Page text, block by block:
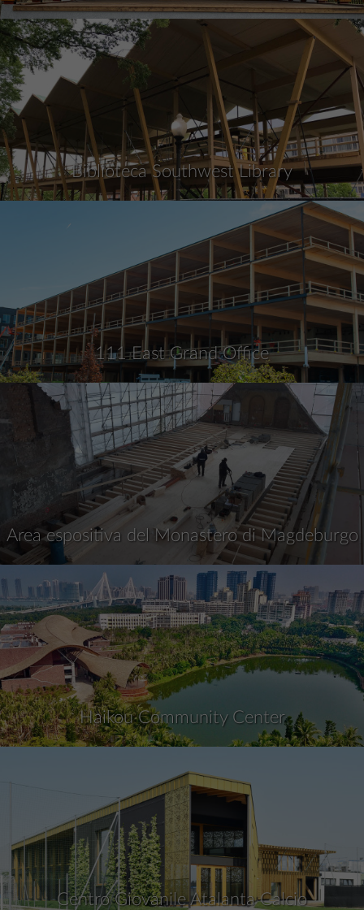
Biblioteca Southwest Library
111 East Grand Office
Area espositiva del Monastero di Magdeburgo
Haikou Community Center
Centro Giovanile Atalanta Calcio